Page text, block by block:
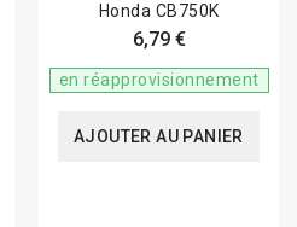
Honda CB750K
6,79 €
en réapprovisionnement
AJOUTER AU PANIER